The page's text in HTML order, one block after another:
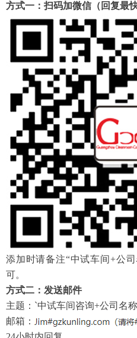
方式一：扫码加微信（回复最快
添加时请备注“中试车间+公
可。
方式二：发送邮件
主题： `中试车间咨询+公司名
邮箱：